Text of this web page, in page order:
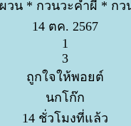
วน * กวนวะคำผี * กว
14 ตค. 2567
1
3
ถูกใจให้พอยต์
นกโก๊ก
14 ชั่วโมงที่แล้ว